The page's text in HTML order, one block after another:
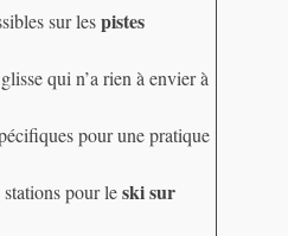
sur lespistes
qui n’a rien à envier à
pour une pratique
pour leski sur